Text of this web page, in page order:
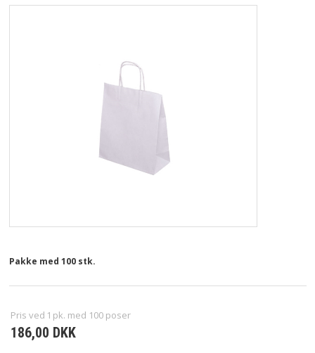
FAVORIT
LABRENO TILBYDER OGSÅ
Pakke med 100 stk.
Pris ved 1 pk. med 100 poser
186,00 DKK